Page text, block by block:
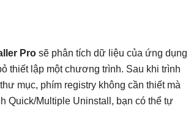
Pro sẽ phân tích dữ liệu của ứng dụng
thiết lập một chương trình. Sau khi trình
mục, phím registry không cần thiết mà
Quick/Multiple Uninstall, bạn có thể tự